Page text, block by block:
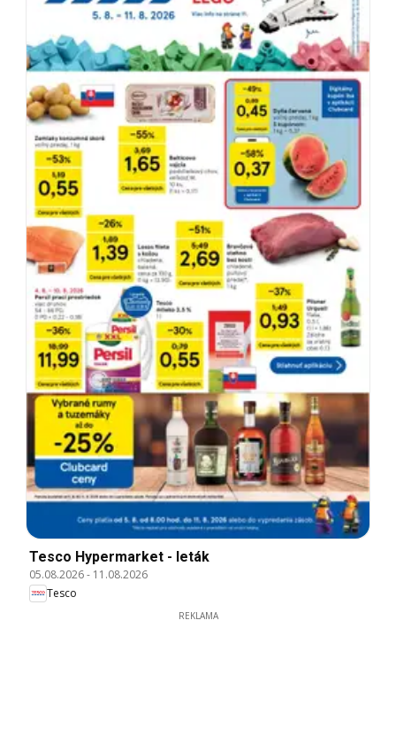
Tesco Hypermarket - leták
05.08.2026- 11.08.2026
Tesco
REKLAMA